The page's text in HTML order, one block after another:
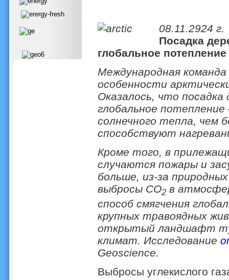
08.11.2924 г.
Посадка
глобальное потепление
Международная
особенности
Оказалось, что посадка
глобальное
солнечного тепла, чем
способствуют
Кроме того, в
случаются пожары и
больше, из-за
выбросы CO2в
способ смягчения
крупных травоядных
открытый ландшафт
климат. Исследование
Geoscience.
Выбросы углекислого